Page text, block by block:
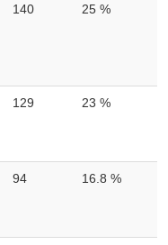
140 25 %
129 23 %
94 16.8 %